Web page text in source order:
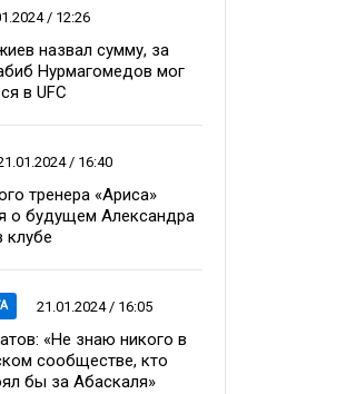
/ 12:26
назвал сумму, за
Нурмагомедов мог
в UFC
/ 16:40
тренера «Ариса»
о будущем Александра
клубе
21.01.2024 / 16:05
«Не знаю никого в
сообществе, кто
бы за Абаскаля»